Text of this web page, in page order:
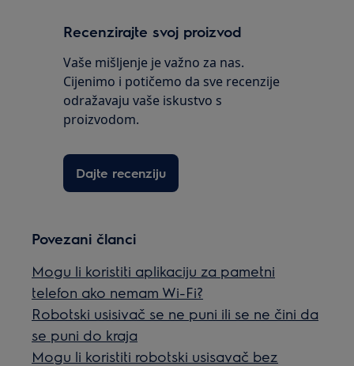
Recenzirajte svoj proizvod
Vaše mišljenje je važno za nas.
Cijenimo i potičemo da sve recenzije
odražavaju vaše iskustvo s
proizvodom.
Dajte recenziju
Povezani članci
Mogu li koristiti aplikaciju za pametni
telefon ako nemam Wi-Fi?
Robotski usisivač se ne puni ili se ne čini da
se puni do kraja
Mogu li koristiti robotski usisavač bez